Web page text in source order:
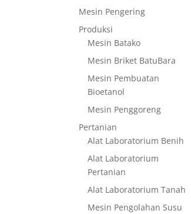
Mesin Pengering
Produksi
Mesin Batako
Mesin Briket BatuBara
Mesin Pembuatan
Bioetanol
Mesin Penggoreng
Pertanian
Alat Laboratorium Benih
Alat Laboratorium
Pertanian
Alat Laboratorium Tanah
Mesin Pengolahan Susu